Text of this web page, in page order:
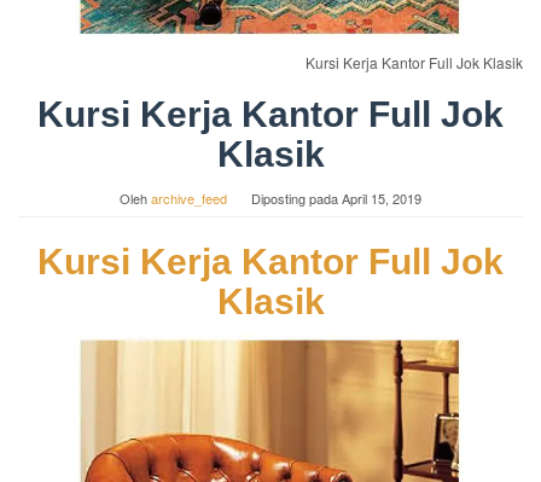
Kursi Kerja Kantor Full Jok Klasik
Kursi Kerja Kantor Full Jok
Klasik
Oleharchive_feed Diposting padaApril 15, 2019
Kursi Kerja Kantor Full Jok
Klasik